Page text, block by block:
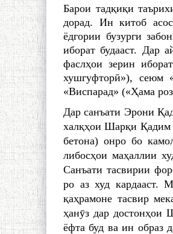
Барои тадқиқи
дорад. Ин китоб
ёдгории бузурги
иборат будааст. Дар
фаслҳои зерин
хушгуфторӣ»), сеюм
«Виспарад» («Ҳама
Дар санъати Эрони
халқҳои Шарқи Қадим
бетона) онро бо
либосҳои маҳаллии
Санъати тасвирии
ро аз худ кардааст.
қаҳрамоне тасвир
ҳанӯз дар достонҳои
ёфта буд ва ин образ